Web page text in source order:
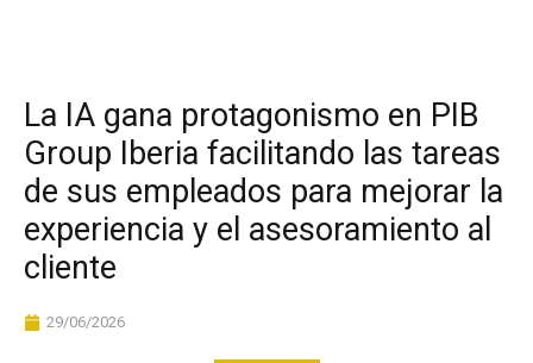
La IA gana protagonismo en PIB
Group Iberia facilitando las tareas
de sus empleados para mejorar la
experiencia y el asesoramiento al
cliente
29/06/2026